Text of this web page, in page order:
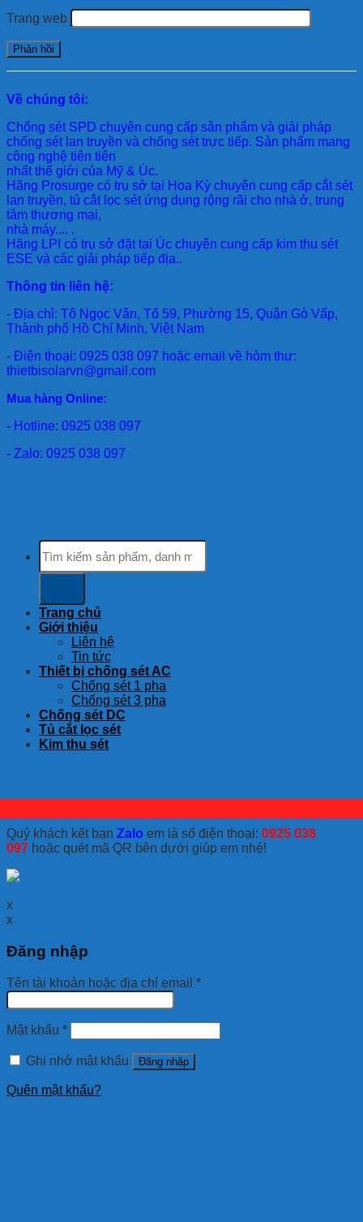
Trang web
Về chúng tôi:
Chống sét SPD chuyên cung cấp sản phẩm và giải pháp
chống sét lan truyền và chống sét trực tiếp. Sản phẩm mang
công nghệ tiên tiên
nhất thế giới của Mỹ & Úc.
Hãng Prosurge có trụ sở tại Hoa Kỳ chuyên cung cấp cắt sét
lan truyền, tủ cắt lọc sét ứng dụng rộng rãi cho nhà ở, trung
tâm thương mại,
nhà máy.... .
Hãng LPI có trụ sở đặt tại Úc chuyên cung cấp kim thu sét
ESE và các giải pháp tiếp địa..
Thông tin liên hệ:
- Địa chỉ: Tô Ngọc Vân, Tổ 59, Phường 15, Quận Gò Vấp,
Thành phố Hồ Chí Minh, Việt Nam
- Điện thoại: 0925 038 097 hoặc email về hòm thư:
thietbisolarvn@gmail.com
Mua hàng Online:
- Hotline: 0925 038 097
- Zalo: 0925 038 097
Tìm
kiếm:
Trang chủ
Giới thiệu
Liên hệ
Tin tức
Thiết bị chống sét AC
Chống sét 1 pha
Chống sét 3 pha
Chống sét DC
Tủ cắt lọc sét
Kim thu sét
Quý khách kết bạn Zalo em là số điện thoại: 0925 038
097 hoặc quét mã QR bên dưới giúp em nhé!
x
x
Đăng nhập
Tên tài khoản hoặc địa chỉ email *
Mật khẩu *
Ghi nhớ mật khẩu Đăng nhập
Quên mật khẩu?